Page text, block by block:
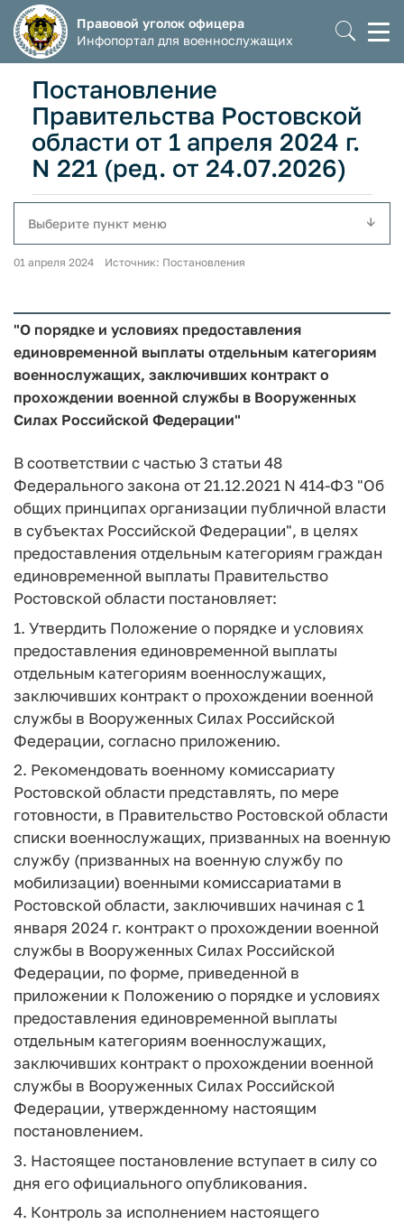
Правовой уголок офицера
Инфопортал для военнослужащих
Постановление
Правительства Ростовской
области от 1 апреля 2024 г.
N 221 (ред. от 24.07.2026)
Выберите пункт меню
01 апреля 2024 Источник: Постановления
"О порядке и условиях предоставления
единовременной выплаты отдельным категориям
военнослужащих, заключивших контракт о
прохождении военной службы в Вооруженных
Силах Российской Федерации"
В соответствии с частью 3 статьи 48
Федерального закона от 21.12.2021 N 414-ФЗ "Об
общих принципах организации публичной власти
в субъектах Российской Федерации", в целях
предоставления отдельным категориям граждан
единовременной выплаты Правительство
Ростовской области постановляет:
1. Утвердить Положение о порядке и условиях
предоставления единовременной выплаты
отдельным категориям военнослужащих,
заключивших контракт о прохождении военной
службы в Вооруженных Силах Российской
Федерации, согласно приложению.
2. Рекомендовать военному комиссариату
Ростовской области представлять, по мере
готовности, в Правительство Ростовской области
списки военнослужащих, призванных на военную
службу (призванных на военную службу по
мобилизации) военными комиссариатами в
Ростовской области, заключивших начиная с 1
января 2024 г. контракт о прохождении военной
службы в Вооруженных Силах Российской
Федерации, по форме, приведенной в
приложении к Положению о порядке и условиях
предоставления единовременной выплаты
отдельным категориям военнослужащих,
заключивших контракт о прохождении военной
службы в Вооруженных Силах Российской
Федерации, утвержденному настоящим
постановлением.
3. Настоящее постановление вступает в силу со
дня его официального опубликования.
4. Контроль за исполнением настоящего